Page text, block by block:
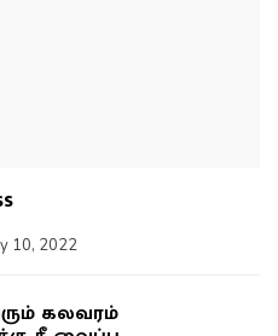
10, 2022
கலவரம்